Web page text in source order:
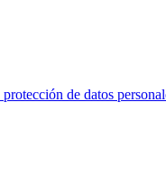
de datos